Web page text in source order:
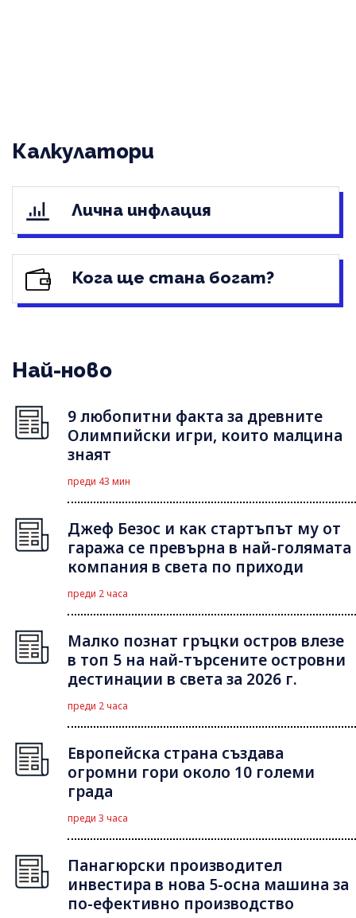
Калкулатори
Лична инфлация
Кога ще стана богат?
Най-ново
9 любопитни факта за древните
Олимпийски игри, които малцина
знаят
преди 43 мин
Джеф Безос и как стартъпът му от
гаража се превърна в най-голямата
компания в света по приходи
преди 2 часа
Малко познат гръцки остров влезе
в топ 5 на най-търсените островни
дестинации в света за 2026 г.
преди 2 часа
Европейска страна създава
огромни гори около 10 големи
града
преди 3 часа
Панагюрски производител
инвестира в нова 5-осна машина за
по-ефективно производство